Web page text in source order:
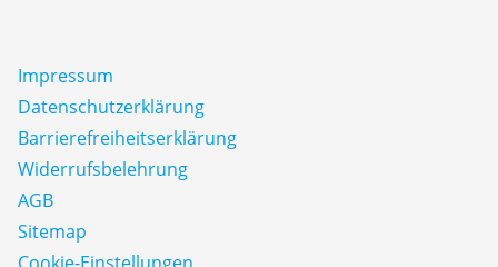
Impressum
Datenschutz­erklärung
Barrierefreiheitserklärung
Widerrufsbelehrung
AGB
Sitemap